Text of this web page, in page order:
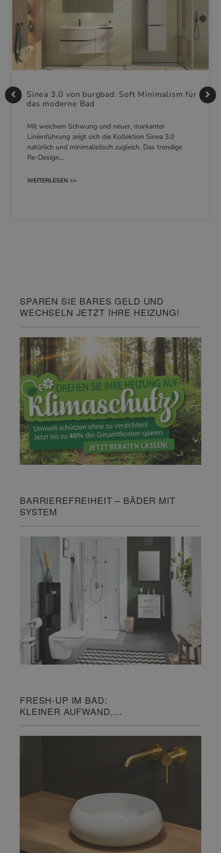
Sinea 3.0 von burgbad: Soft Minimalism für
das moderne Bad
Mit weichem Schwung und neuer, markanter
Linienführung zeigt sich die Kollektion Sinea 3.0
natürlich und minimalistisch zugleich. Das trendige
Re-Design…
WEITERLESEN >>
SPAREN SIE BARES GELD UND
WECHSELN JETZT IHRE HEIZUNG!
BARRIEREFREIHEIT – BÄDER MIT
SYSTEM
FRESH-UP IM BAD:
KLEINER AUFWAND,